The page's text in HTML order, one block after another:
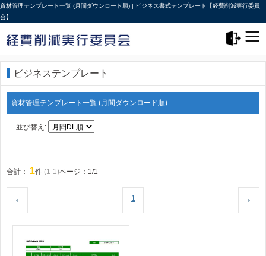
資材管理テンプレート一覧 (月間ダウンロード順) | ビジネス書式テンプレート【経費削減実行委員
会】
ビジネステンプレート
資材管理テンプレート一覧 (月間ダウンロード順)
並び替え:
合計： 1件 (1-1)ページ：1/1
1